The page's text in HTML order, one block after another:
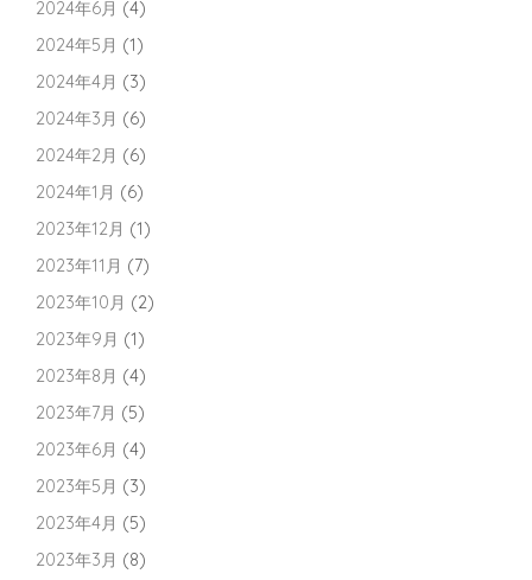
2024年6月 (4)
2024年5月 (1)
2024年4月 (3)
2024年3月 (6)
2024年2月 (6)
2024年1月 (6)
2023年12月 (1)
2023年11月 (7)
2023年10月 (2)
2023年9月 (1)
2023年8月 (4)
2023年7月 (5)
2023年6月 (4)
2023年5月 (3)
2023年4月 (5)
2023年3月 (8)